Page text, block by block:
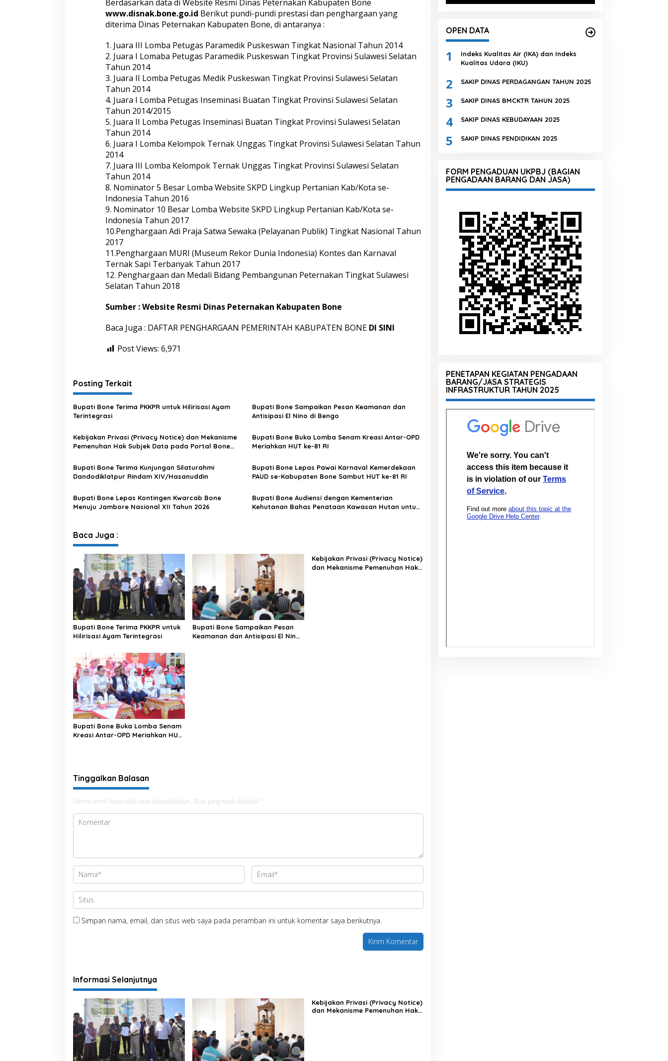
Berdasarkan data di Website Resmi Dinas Peternakan Kabupaten Bone
www.disnak.bone.go.id Berikut pundi-pundi prestasi dan penghargaan yang
diterima Dinas Peternakan Kabupaten Bone, di antaranya :
1. Juara III Lomba Petugas Paramedik Puskeswan Tingkat Nasional Tahun 2014
2. Juara I Lomaba Petugas Paramedik Puskeswan Tingkat Provinsi Sulawesi Selatan
Tahun 2014
3. Juara II Lomba Petugas Medik Puskeswan Tingkat Provinsi Sulawesi Selatan
Tahun 2014
4. Juara I Lomba Petugas Inseminasi Buatan Tingkat Provinsi Sulawesi Selatan
Tahun 2014/2015
5. Juara II Lomba Petugas Inseminasi Buatan Tingkat Provinsi Sulawesi Selatan
Tahun 2014
6. Juara I Lomba Kelompok Ternak Unggas Tingkat Provinsi Sulawesi Selatan Tahun
2014
7. Juara III Lomba Kelompok Ternak Unggas Tingkat Provinsi Sulawesi Selatan
Tahun 2014
8. Nominator 5 Besar Lomba Website SKPD Lingkup Pertanian Kab/Kota se-
Indonesia Tahun 2016
9. Nominator 10 Besar Lomba Website SKPD Lingkup Pertanian Kab/Kota se-
Indonesia Tahun 2017
10.Penghargaan Adi Praja Satwa Sewaka (Pelayanan Publik) Tingkat Nasional Tahun
2017
11.Penghargaan MURI (Museum Rekor Dunia Indonesia) Kontes dan Karnaval
Ternak Sapi Terbanyak Tahun 2017
12. Penghargaan dan Medali Bidang Pembangunan Peternakan Tingkat Sulawesi
Selatan Tahun 2018
Sumber : Website Resmi Dinas Peternakan Kabupaten Bone
Baca Juga : DAFTAR PENGHARGAAN PEMERINTAH KABUPATEN BONE DI SINI
Post Views: 6,971
Posting Terkait
Bupati Bone Terima PKKPR untuk Hilirisasi Ayam
Terintegrasi
Bupati Bone Sampaikan Pesan Keamanan dan
Antisipasi El Nino di Bengo
Kebijakan Privasi (Privacy Notice) dan Mekanisme
Pemenuhan Hak Subjek Data pada Portal Bone
Bupati Bone Buka Lomba Senam Kreasi Antar-OPD
Meriahkan HUT ke-81 RI
Bupati Bone Terima Kunjungan Silaturahmi
Dandodiklatpur Rindam XIV/Hasanuddin
Bupati Bone Lepas Pawai Karnaval Kemerdekaan
PAUD se-Kabupaten Bone Sambut HUT ke-81 RI
Bupati Bone Lepas Kontingen Kwarcab Bone
Menuju Jambore Nasional XII Tahun 2026
Bupati Bone Audiensi dengan Kementerian
Kehutanan Bahas Penataan Kawasan Hutan untuk
Baca Juga :
Bupati Bone Terima PKKPR untuk
Hilirisasi Ayam Terintegrasi
Bupati Bone Sampaikan Pesan
Keamanan dan Antisipasi El Nino
Kebijakan Privasi (Privacy Notice)
dan Mekanisme Pemenuhan Hak
Bupati Bone Buka Lomba Senam
Kreasi Antar-OPD Meriahkan HUT
Tinggalkan Balasan
Alamat email Anda tidak akan dipublikasikan. Ruas yang wajib ditandai *
Simpan nama, email, dan situs web saya pada peramban ini untuk komentar saya berikutnya.
Informasi Selanjutnya
Kebijakan Privasi (Privacy Notice)
dan Mekanisme Pemenuhan Hak
OPEN DATA
1
Indeks Kualitas Air (IKA) dan Indeks
Kualitas Udara (IKU)
2 SAKIP DINAS PERDAGANGAN TAHUN 2025
3 SAKIP DINAS BMCKTR TAHUN 2025
4 SAKIP DINAS KEBUDAYAAN 2025
5 SAKIP DINAS PENDIDIKAN 2025
FORM PENGADUAN UKPBJ (BAGIAN
PENGADAAN BARANG DAN JASA)
PENETAPAN KEGIATAN PENGADAAN
BARANG/JASA STRATEGIS
INFRASTRUKTUR TAHUN 2025